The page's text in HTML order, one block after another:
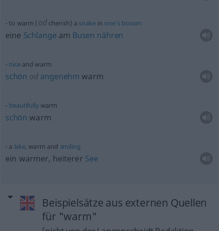
to warm (odcherish) a snakein one’s bosom
eine Schlange am Busen nähren
niceand warm
schön od angenehm warm
beautifullywarm
schön warm
a lake, warm and smiling
ein warmer, heiterer See
Beispielsätze aus externen Quellen
für "warm"